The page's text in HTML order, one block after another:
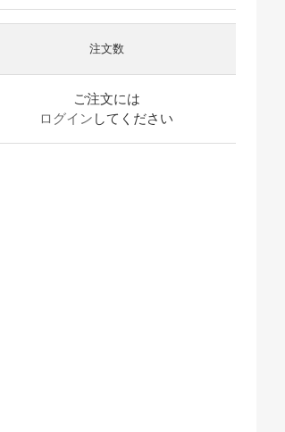
注文数
ご注文には
ログイン してください